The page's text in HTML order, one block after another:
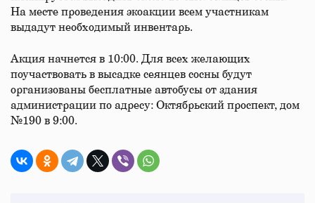
На месте проведения экоакции всем участникам
выдадут необходимый инвентарь.
Акция начнется в 10:00. Для всех желающих
поучаствовать в высадке сеянцев сосны будут
организованы бесплатные автобусы от здания
администрации по адресу: Октябрьский проспект, дом
№190 в 9:00.